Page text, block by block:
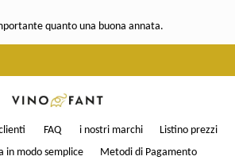
quanto una buona annata.
FAQ i nostri marchi
Listino prezzi
in modo semplice
Metodi di Pagamento